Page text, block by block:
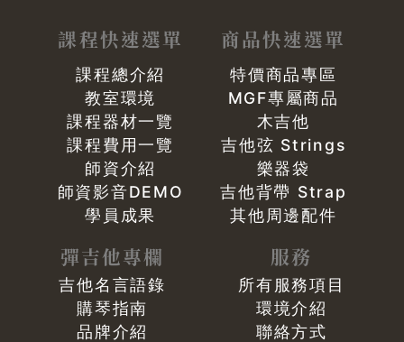
課程快速選單
課程總介紹
教室環境
課程器材一覽
課程費用一覽
師資介紹
師資影音DEMO
學員成果
商品快速選單
特價商品專區
MGF專屬商品
木吉他
吉他弦 Strings
樂器袋
吉他背帶 Strap
其他周邊配件
彈吉他專欄
吉他名言語錄
購琴指南
品牌介紹
服務
所有服務項目
環境介紹
聯絡方式